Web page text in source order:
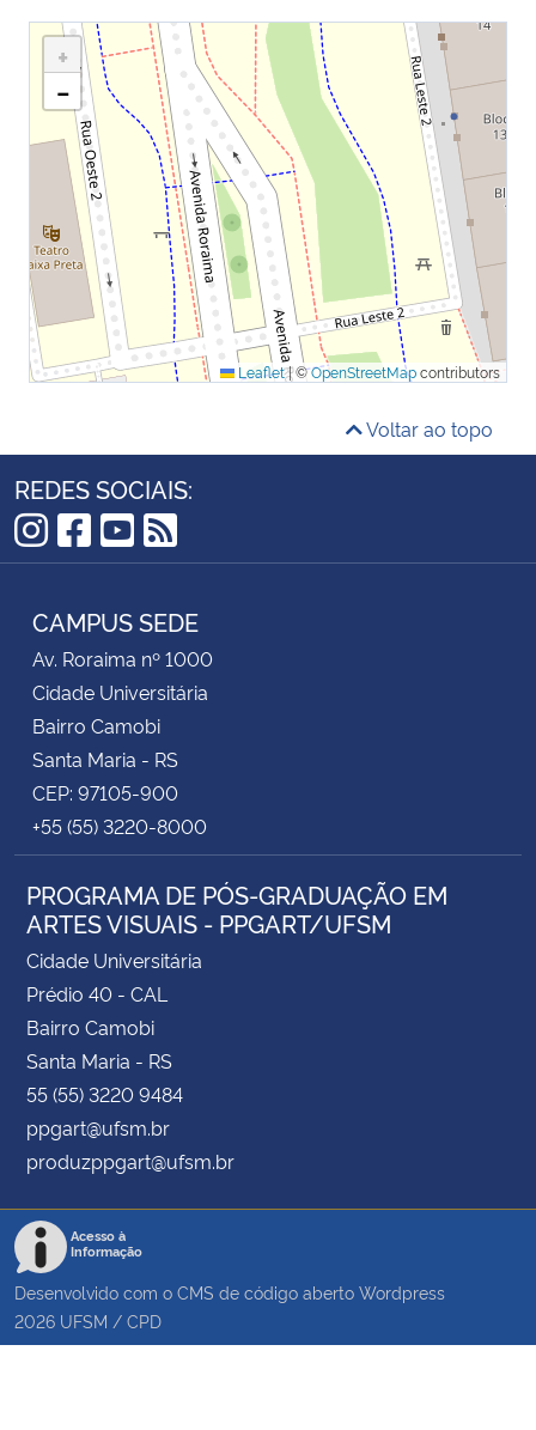
+
−
Leaflet|©OpenStreetMapcontributors
Voltar ao topo
REDES SOCIAIS:
Instagram
Facebook
YouTube
RSS
CAMPUS SEDE
Av. Roraima nº 1000
Cidade Universitária
Bairro Camobi
Santa Maria - RS
CEP: 97105-900
+55 (55) 3220-8000
PROGRAMA DE PÓS-GRADUAÇÃO EM
ARTES VISUAIS - PPGART/UFSM
Cidade Universitária
Prédio 40 - CAL
Bairro Camobi
Santa Maria - RS
55 (55) 3220 9484
ppgart@ufsm.br
produzppgart@ufsm.br
Acesso à
Informação
Desenvolvido com o CMS de código aberto Wordpress
2026 UFSM / CPD